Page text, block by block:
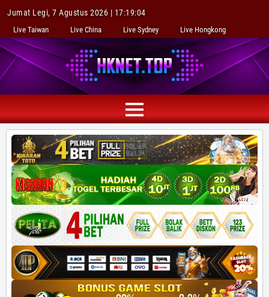
Jumat Legi, 7 Agustus 2026 | 17:19:05
Live Taiwan Live China Live Sydney Live Hongkong